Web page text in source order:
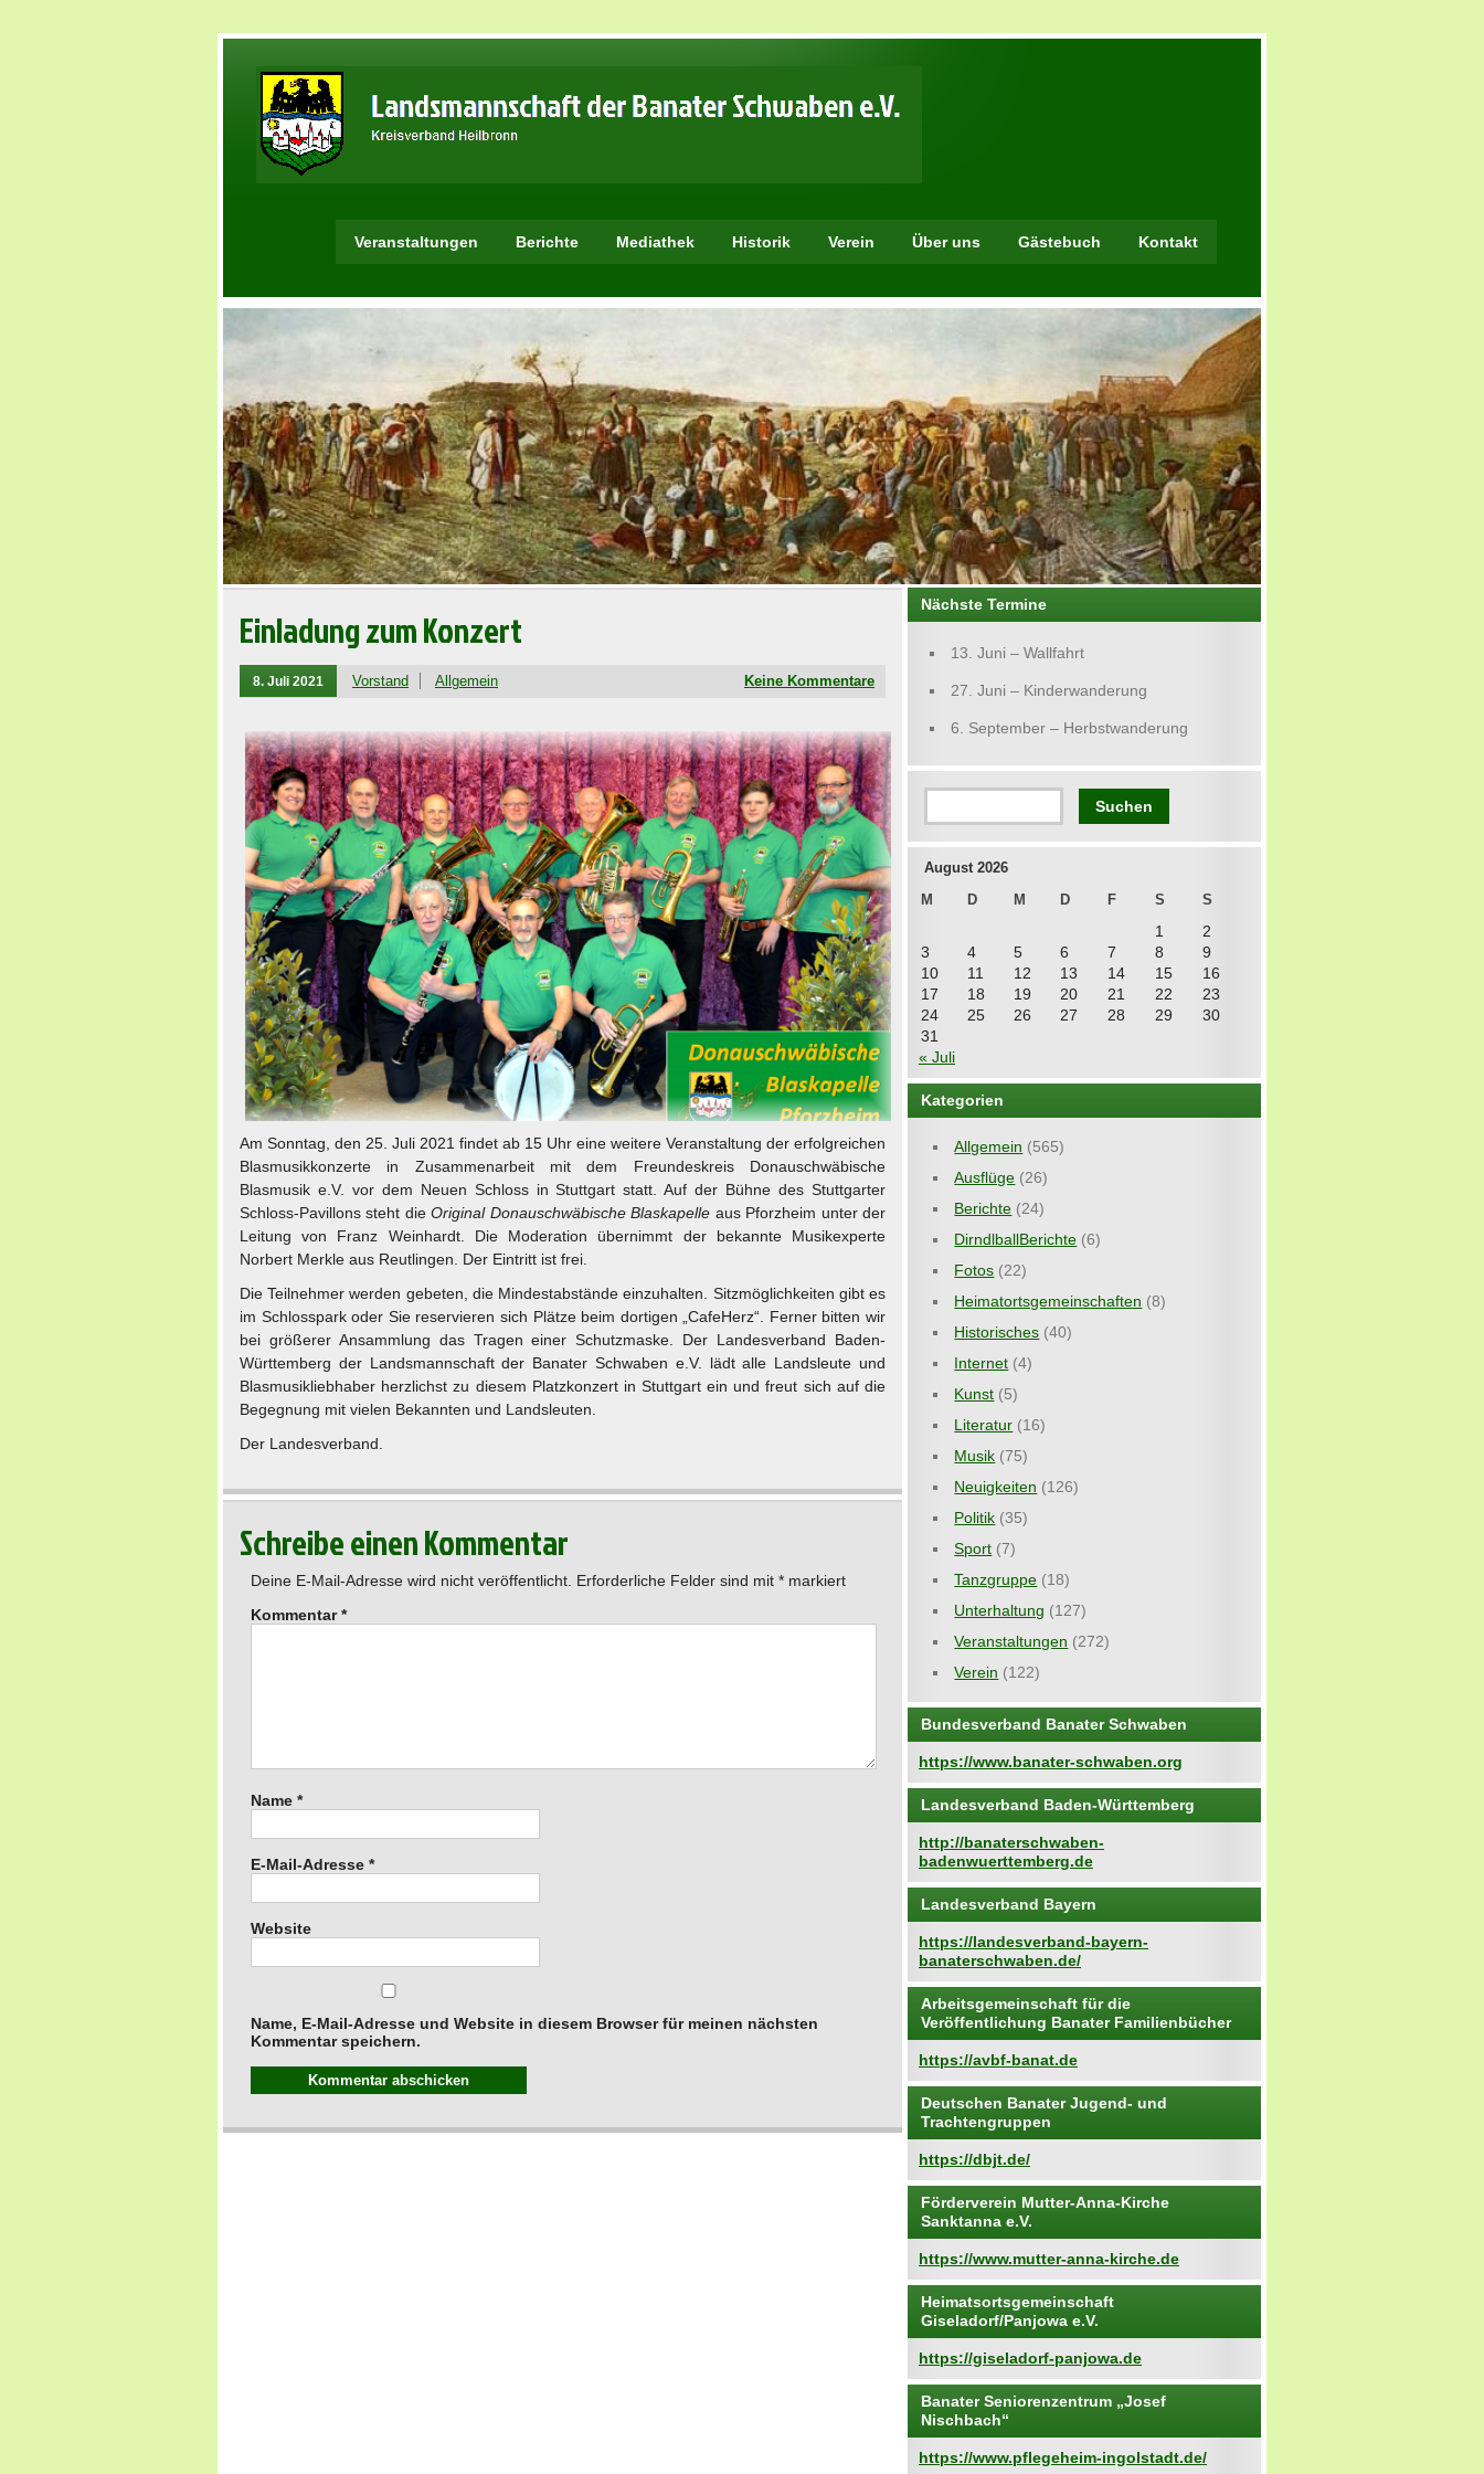
Veranstaltungen Berichte Mediathek Historik Verein Über uns Gästebuch Kontakt
Einladung zum Konzert
8. Juli 2021 Vorstand Allgemein Keine Kommentare
Am Sonntag, den 25. Juli 2021 findet ab 15 Uhr eine weitere Veranstaltung der erfolgreichen
Blasmusikkonzerte in Zusammenarbeit mit dem Freundeskreis Donauschwäbische
Blasmusik e.V. vor dem Neuen Schloss in Stuttgart statt. Auf der Bühne des Stuttgarter
Schloss-Pavillons steht dieOriginal Donauschwäbische Blaskapelle aus Pforzheim unter der
Leitung von Franz Weinhardt. Die Moderation übernimmt der bekannte Musikexperte
Norbert Merkle aus Reutlingen. Der Eintritt ist frei.
Die Teilnehmer werden gebeten, die Mindestabstände einzuhalten. Sitzmöglichkeiten gibt es
im Schlosspark oder Sie reservieren sich Plätze beim dortigen „CafeHerz“. Ferner bitten wir
bei größerer Ansammlung das Tragen einer Schutzmaske. Der Landesverband Baden-
Württemberg der Landsmannschaft der Banater Schwaben e.V. lädt alle Landsleute und
Blasmusikliebhaber herzlichst zu diesem Platzkonzert in Stuttgart ein und freut sich auf die
Begegnung mit vielen Bekannten und Landsleuten.
Der Landesverband.
Schreibe einen Kommentar
Deine E-Mail-Adresse wird nicht veröffentlicht. Erforderliche Felder sind mit * markiert
Kommentar*
Name *
E-Mail-Adresse *
Website
Name, E-Mail-Adresse und Website in diesem Browser für meinen nächsten
Kommentar speichern.
Nächste Termine
13. Juni – Wallfahrt
27. Juni – Kinderwanderung
6. September – Herbstwanderung
August 2026
M
D M D F S S
1
2
3
4 5 6 7 8
9
10
11 12 13 14 15
16
17
18 19 20 21 22
23
24
25 26 27 28 29
30
31
« Juli
Kategorien
Allgemein (565)
Ausflüge (26)
Berichte (24)
DirndlballBerichte (6)
Fotos (22)
Heimatortsgemeinschaften (8)
Historisches (40)
Internet (4)
Kunst (5)
Literatur (16)
Musik (75)
Neuigkeiten (126)
Politik (35)
Sport (7)
Tanzgruppe (18)
Unterhaltung (127)
Veranstaltungen (272)
Verein (122)
Bundesverband Banater Schwaben
https://www.banater-schwaben.org
Landesverband Baden-Württemberg
http://banaterschwaben-
badenwuerttemberg.de
Landesverband Bayern
https://landesverband-bayern-
banaterschwaben.de/
Arbeitsgemeinschaft für die
Veröffentlichung Banater Familienbücher
https://avbf-banat.de
Deutschen Banater Jugend- und
Trachtengruppen
https://dbjt.de/
Förderverein Mutter-Anna-Kirche
Sanktanna e.V.
https://www.mutter-anna-kirche.de
Heimatsortsgemeinschaft
Giseladorf/Panjowa e.V.
https://giseladorf-panjowa.de
Banater Seniorenzentrum „Josef
Nischbach“
https://www.pflegeheim-ingolstadt.de/